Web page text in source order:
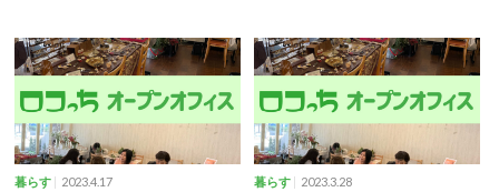
暮らす 2023.4.17 暮らす 2023.3.28